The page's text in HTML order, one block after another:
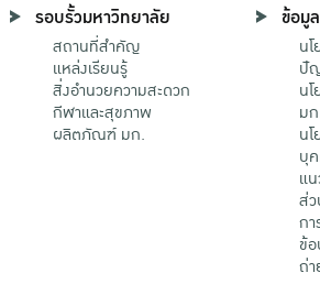
รอบรั้วมหาวิทยาลัย
สถานที่สำคัญ
แหล่งเรียนรู้
สิ่งอำนวยความสะดวก
กีฬาและสุขภาพ
ผลิตภัณฑ์ มก.
ข้อมู
น
ปั
น
ม
น
บุ
แ
ส่
กา
ข้
ถ่